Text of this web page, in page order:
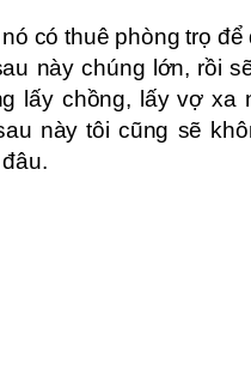
có thuê phòng trọ
này chúng lớn, rồi
lấy chồng, lấy vợ xa
này tôi cũng sẽ